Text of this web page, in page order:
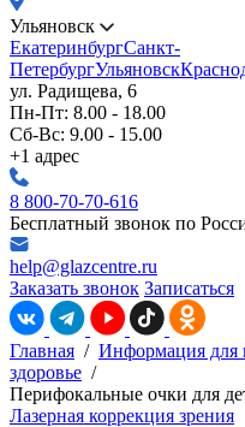
Ульяновск
ЕкатеринбургСанкт-
ПетербургУльяновск
ул. Радищева, 6
Пн-Пт: 8.00 - 18.00
Сб-Вс: 9.00 - 15.00
+1 адрес
8 800-70-70-616
Бесплатный звонок по
help@glazcentre.ru
Заказать звонок Записаться
Главная / Информация для
здоровье /
Перифокальные очки для
Лазерная коррекция зрения